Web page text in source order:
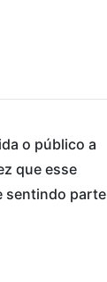
o público a
que esse
sentindo parte